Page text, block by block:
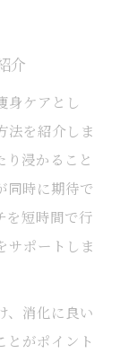
介
身ケアとし
法を紹介しま
り浸かること
同時に期待で
を短時間で行
サポートしま
、消化に良い
とがポイント